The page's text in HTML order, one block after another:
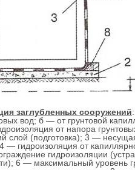
заглубленных сооружений
вод; б — от грунтовой
от напора
слой (подготовка); 3 —
— гидроизоляция от
гидроизоляции
6 — максимальный уровень